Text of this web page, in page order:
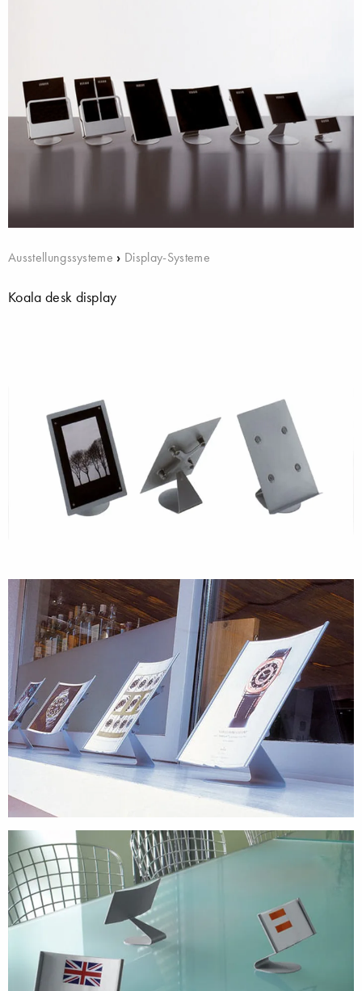
Ausstellungssysteme › Display-Systeme
Koala desk display